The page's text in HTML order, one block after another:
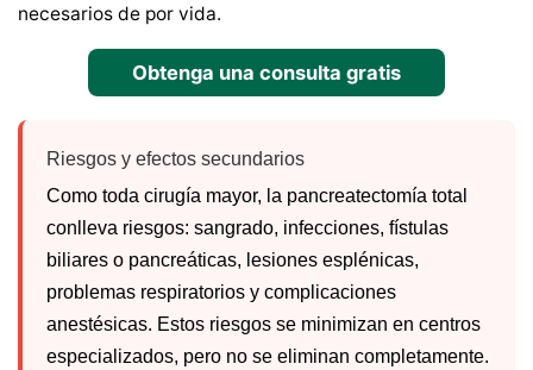
necesarios de por vida.
Obtenga una consulta gratis
Riesgos y efectos secundarios
Como toda cirugía mayor, la pancreatectomía total
conlleva riesgos: sangrado, infecciones, fístulas
biliares o pancreáticas, lesiones esplénicas,
problemas respiratorios y complicaciones
anestésicas. Estos riesgos se minimizan en centros
especializados, pero no se eliminan completamente.